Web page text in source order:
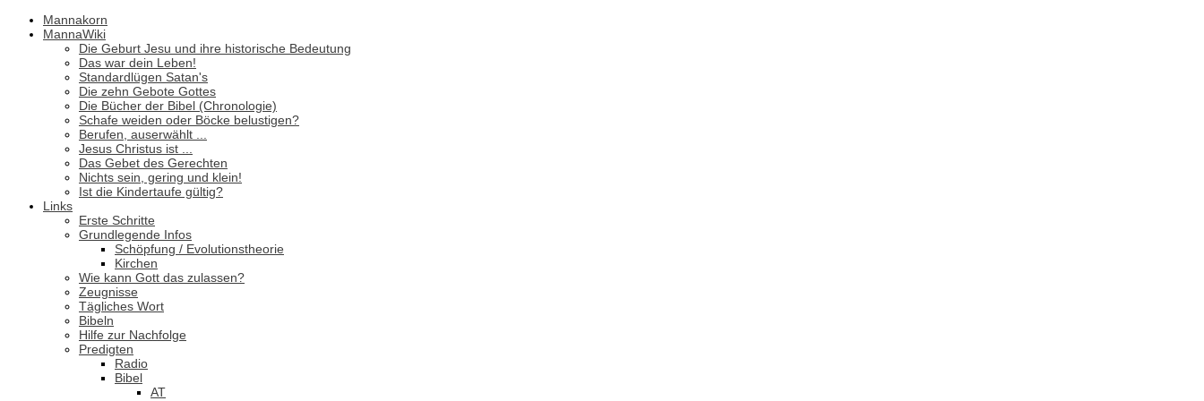
Mannakorn
MannaWiki
Die Geburt Jesu und ihre historische Bedeutung
Das war dein Leben!
Standardlügen Satan's
Die zehn Gebote Gottes
Die Bücher der Bibel (Chronologie)
Schafe weiden oder Böcke belustigen?
Berufen, auserwählt ...
Jesus Christus ist ...
Das Gebet des Gerechten
Nichts sein, gering und klein!
Ist die Kindertaufe gültig?
Links
Erste Schritte
Grundlegende Infos
Schöpfung / Evolutionstheorie
Kirchen
Wie kann Gott das zulassen?
Zeugnisse
Tägliches Wort
Bibeln
Hilfe zur Nachfolge
Predigten
Radio
Bibel
AT